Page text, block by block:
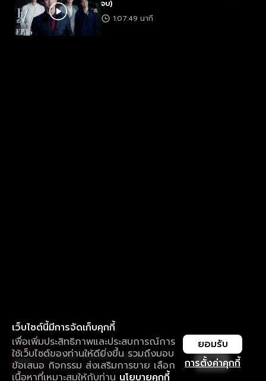
จบ)
1:07:49 นาที
เว็บไซต์นี้มีการจัดเก็บคุกกี้
เพื่อเพิ่มประสิทธิภาพและประสบการณ์การ
ใช้เว็บไซต์ของท่านให้ดียิ่งขึ้น รวมถึงมอบ
ข้อเสนอ กิจกรรม ส่งเสริมการขาย เลือก
เนื้อหาที่เหมาะสมให้กับท่าน นโยบายคุกกี้
การตั้งค่าคุกกี้
ยอมรับ
ใช้งานแอป ลื่นไหลกว่า ไม่มีสะดุด
ดาวน์โหลดแอปเพื่อการรับชมที่ดีกว่า เปิด